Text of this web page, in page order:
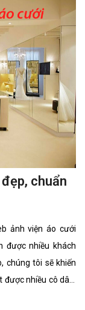
chuẩn
ảnh viện áo cưới
được nhiều khách
chúng tôi sẽ khiến
nhiều cô dâu,